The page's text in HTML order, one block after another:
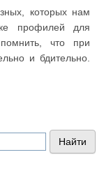
которых нам
профилей для
что при
и бдительно.